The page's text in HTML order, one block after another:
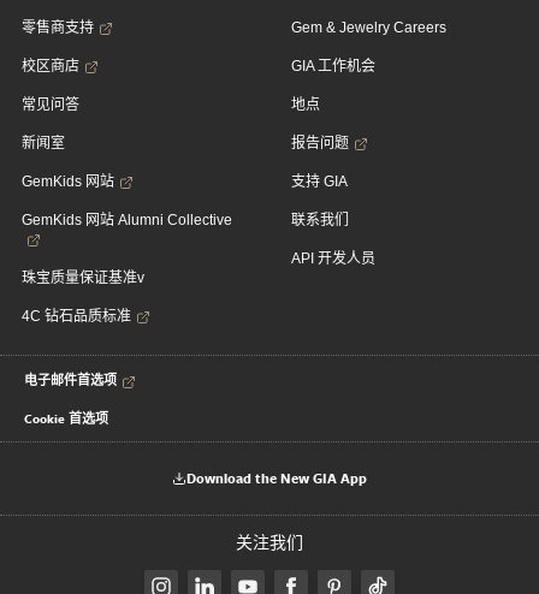
零售商支持
校区商店
常见问答
新闻室
GemKids 网站
GemKids 网站 Alumni Collective
珠宝质量保证基准v
4C 钻石品质标准
Gem & Jewelry Careers
GIA 工作机会
地点
报告问题
支持 GIA
联系我们
API 开发人员
电子邮件首选项
Cookie 首选项
Download the New GIA App
关注我们